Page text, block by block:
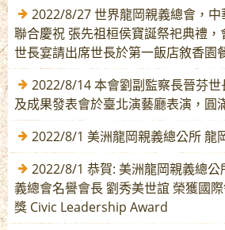
2022/8/27 世界龍岡親義總會，
聯合慶祝 張先祖桓侯寶誕祭祀典禮
世長宴請出席世長於第一飯店敘香園
2022/8/14 本會劉副監察長晉芬
及成果發表會於臺北演藝廳表演，圓
2022/8/1 美洲龍岡親義總公所 龍
2022/8/1 恭賀: 美洲龍岡親義總
義總會名譽會長 劉秀美世誼 榮獲國
獎 Civic Leadership Award